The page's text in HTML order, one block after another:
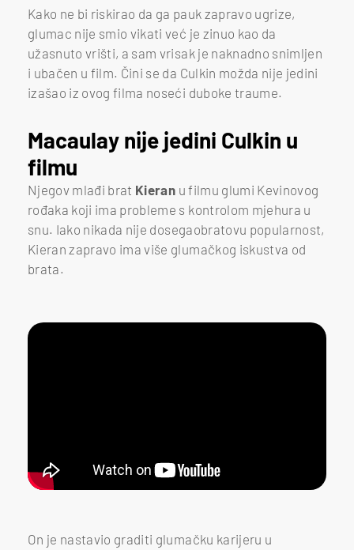
Kako ne bi riskirao da ga pauk zapravo ugrize,
glumac nije smio vikati već je zinuo kao da
užasnuto vrišti, a sam vrisak je naknadno snimljen
i ubačen u film. Čini se da Culkin možda nije jedini
izašao iz ovog filma noseći duboke traume.
Macaulay nije jedini Culkin u
filmu
Njegov mlađi brat Kieran u filmu glumi Kevinovog
rođaka koji ima probleme s kontrolom mjehura u
snu. Iako nikada nije dosegaobratovu popularnost,
Kieran zapravo ima više glumačkog iskustva od
brata.
On je nastavio graditi glumačku karijeru u